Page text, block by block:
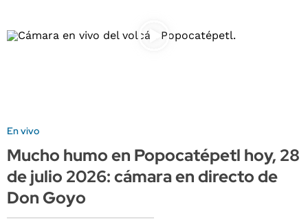
En vivo
Mucho humo en Popocatépetl hoy, 28
de julio 2026: cámara en directo de
Don Goyo